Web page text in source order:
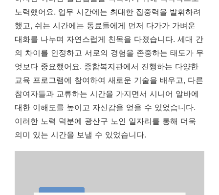
노력했어요. 업무 시간에는 최대한 집중력을 발휘하려
했고, 쉬는 시간에는 동료들에게 먼저 다가가 가벼운
대화를 나누며 자연스럽게 친목을 다졌습니다. 세대 간
의 차이를 인정하고 서로의 경험을 존중하는 태도가 무
엇보다 중요했어요. 종합복지관에서 진행하는 다양한
교육 프로그램에 참여하여 새로운 기술을 배우고, 다른
참여자들과 교류하는 시간을 가지면서 시니어 알바에
대한 이해도를 높이고 자신감을 얻을 수 있었습니다.
이러한 노력 덕분에 광산구 노인 일자리를 통해 더욱
의미 있는 시간을 보낼 수 있었습니다.